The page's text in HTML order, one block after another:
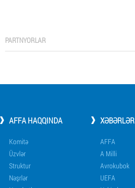
PARTNYORLAR
AFFA HAQQINDA
Komitə
Üzvlər
Struktur
Nəşrlər
XƏBƏRLƏR
AFFA
A Milli
Avrokubok
UEFA